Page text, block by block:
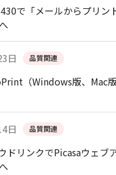
で「メールからプリン
日 品質関連
（Windows版、Mac
日 品質関連
ドリンクでPicasaウェブ